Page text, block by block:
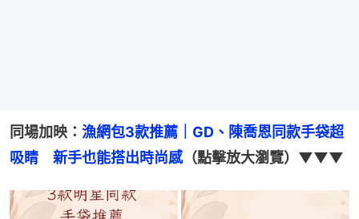
同場加映： 漁網包3款推薦｜GD、陳喬恩同款手袋超
吸睛　新手也能搭出時尚感（點擊放大瀏覽）▼▼▼